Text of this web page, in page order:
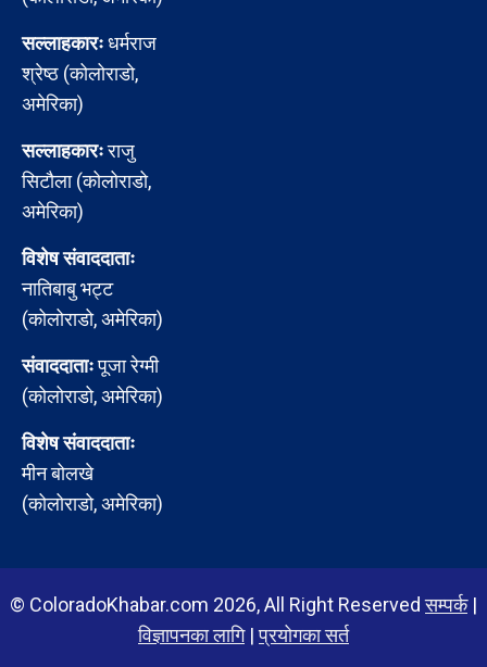
सल्लाहकारःधर्मराज
श्रेष्ठ (कोलोराडो,
अमेरिका)
सल्लाहकारःराजु
सिटौला (कोलोराडो,
अमेरिका)
विशेष संवाददाताः
नातिबाबु भट्ट
(कोलोराडो, अमेरिका)
संवाददाताःपूजा रेग्मी
(कोलोराडो, अमेरिका)
विशेष संवाददाताः
मीन बोलखे
(कोलोराडो, अमेरिका)
© ColoradoKhabar.com 2026, All Right Reservedसम्पर्क|
विज्ञापनका लागि|प्रयोगका सर्त